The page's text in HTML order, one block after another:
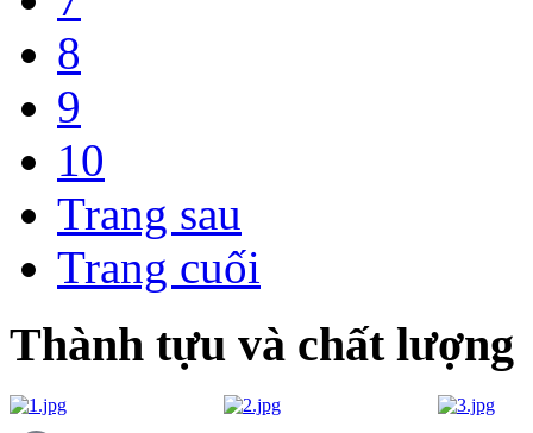
8
9
10
Trang sau
Trang cuối
Thành tựu và chất lượng